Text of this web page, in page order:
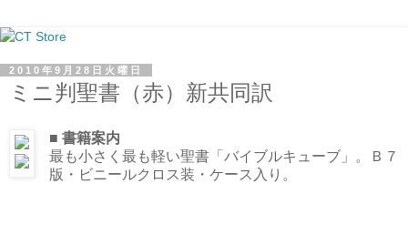
2010年9月28日火曜日
ミニ判聖書（赤）新共同訳
■ 書籍案内
最も小さく最も軽い聖書「バイブルキューブ」。Ｂ７
版・ビニールクロス装・ケース入り。